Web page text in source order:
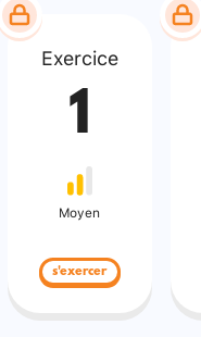
Exercice
1
Moyen
s'exercer